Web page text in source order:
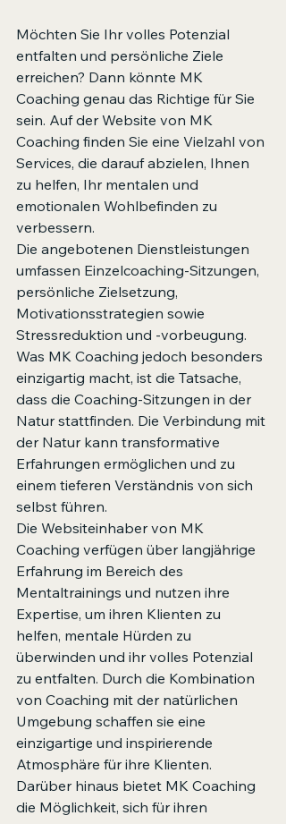
Möchten Sie Ihr volles Potenzial
entfalten und persönliche Ziele
erreichen? Dann könnte MK
Coaching genau das Richtige für Sie
sein. Auf der Website von MK
Coaching finden Sie eine Vielzahl von
Services, die darauf abzielen, Ihnen
zu helfen, Ihr mentalen und
emotionalen Wohlbefinden zu
verbessern.
Die angebotenen Dienstleistungen
umfassen Einzelcoaching-Sitzungen,
persönliche Zielsetzung,
Motivationsstrategien sowie
Stressreduktion und -vorbeugung.
Was MK Coaching jedoch besonders
einzigartig macht, ist die Tatsache,
dass die Coaching-Sitzungen in der
Natur stattfinden. Die Verbindung mit
der Natur kann transformative
Erfahrungen ermöglichen und zu
einem tieferen Verständnis von sich
selbst führen.
Die Websiteinhaber von MK
Coaching verfügen über langjährige
Erfahrung im Bereich des
Mentaltrainings und nutzen ihre
Expertise, um ihren Klienten zu
helfen, mentale Hürden zu
überwinden und ihr volles Potenzial
zu entfalten. Durch die Kombination
von Coaching mit der natürlichen
Umgebung schaffen sie eine
einzigartige und inspirierende
Atmosphäre für ihre Klienten.
Darüber hinaus bietet MK Coaching
die Möglichkeit, sich für ihren